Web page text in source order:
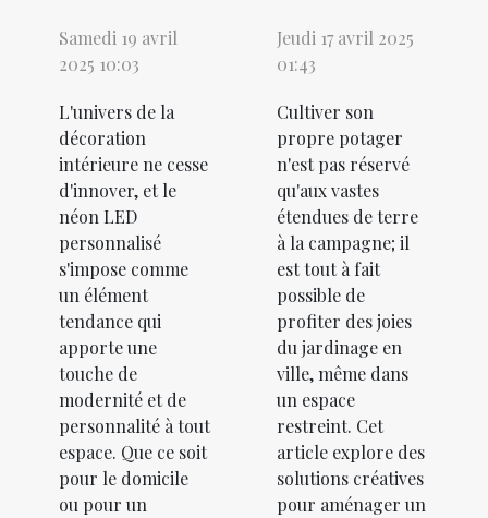
Samedi 19 avril
2025 10:03
L'univers de la
décoration
intérieure ne cesse
d'innover, et le
néon LED
personnalisé
s'impose comme
un élément
tendance qui
apporte une
touche de
modernité et de
personnalité à tout
espace. Que ce soit
pour le domicile
ou pour un
Jeudi 17 avril 2025
01:43
Cultiver son
propre potager
n'est pas réservé
qu'aux vastes
étendues de terre
à la campagne; il
est tout à fait
possible de
profiter des joies
du jardinage en
ville, même dans
un espace
restreint. Cet
article explore des
solutions créatives
pour aménager un